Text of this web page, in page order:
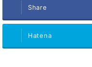
Share
Hatena